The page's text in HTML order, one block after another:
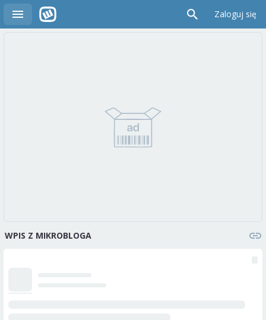
Zaloguj się
WPIS Z MIKROBLOGA